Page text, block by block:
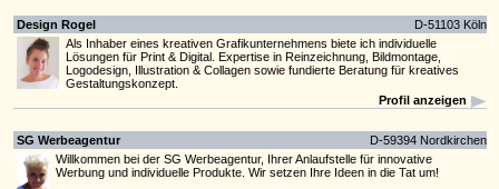
Design Rogel
D-51103 Köln
Als Inhaber eines kreativen Grafikunternehmens biete ich individuelle
Lösungen für Print & Digital. Expertise in Reinzeichnung, Bildmontage,
Logodesign, Illustration & Collagen sowie fundierte Beratung für kreatives
Gestaltungskonzept.
Profil anzeigen
SG Werbeagentur
D-59394 Nordkirchen
Willkommen bei der SG Werbeagentur, Ihrer Anlaufstelle für innovative
Werbung und individuelle Produkte. Wir setzen Ihre Ideen in die Tat um!